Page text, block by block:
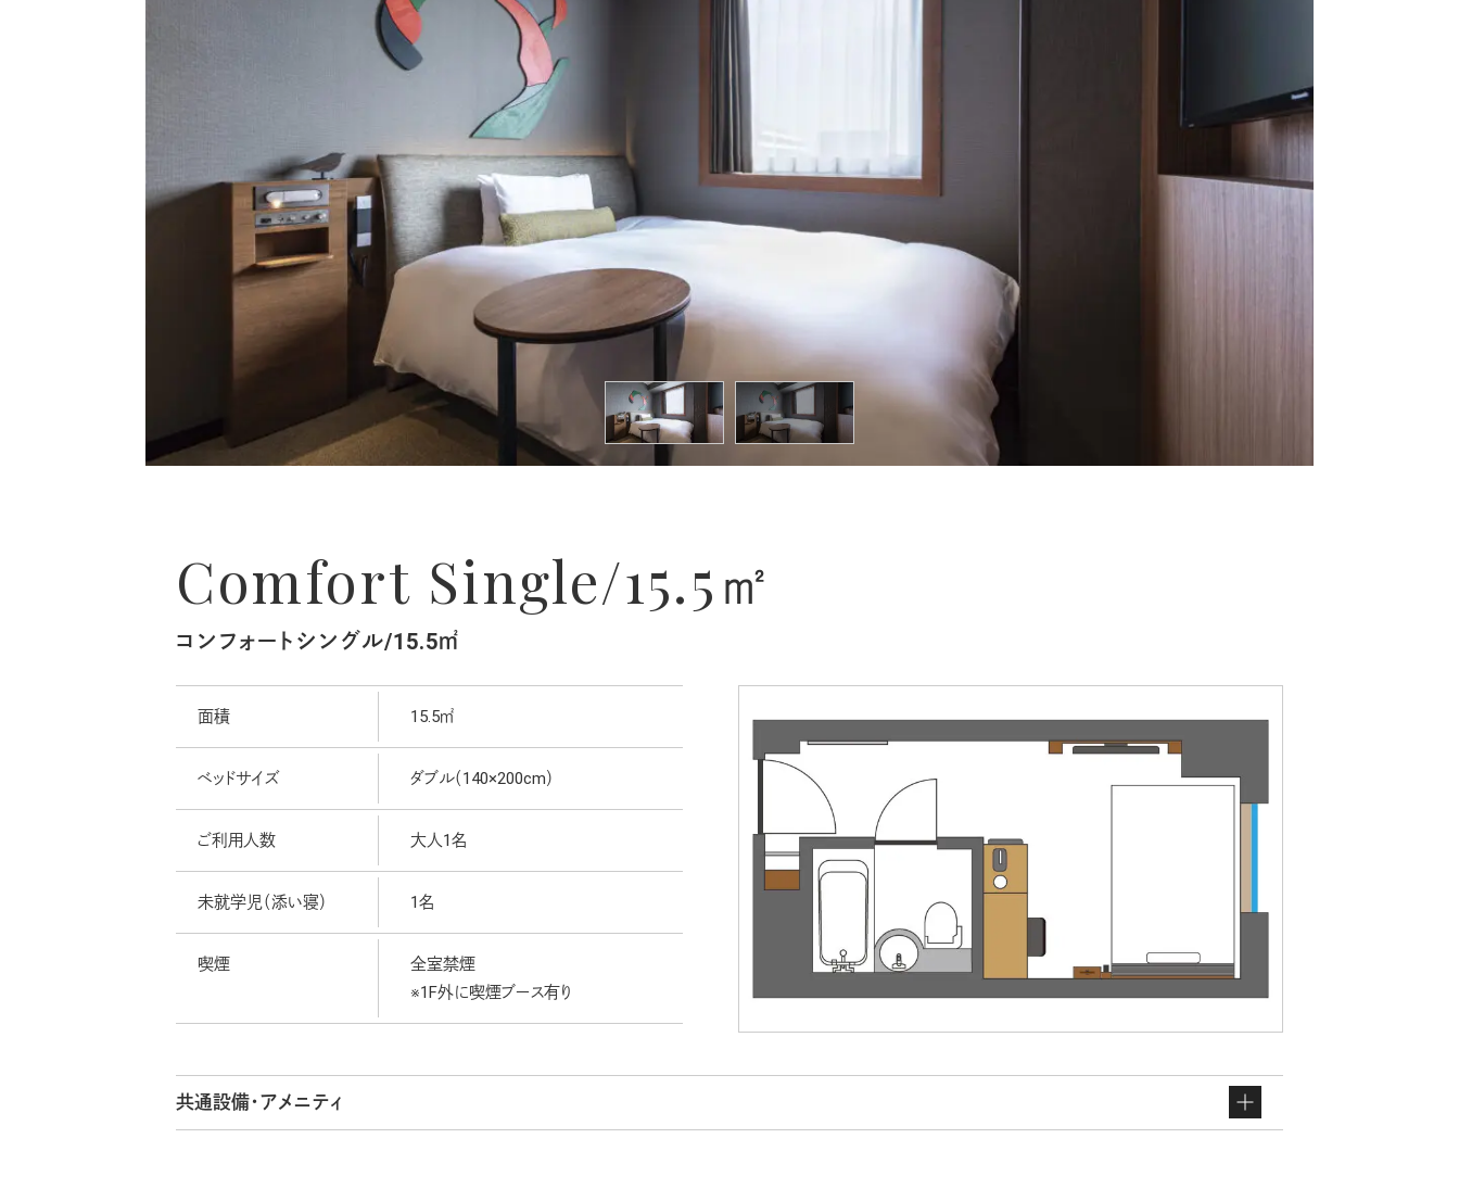
Comfort Single/15.5㎡
コンフォートシングル/15.5㎡
面積 15.5㎡
ベッドサイズ ダブル（140×200cm）
ご利用人数 大人1名
未就学児（添い寝） 1名
喫煙
全室禁煙
※1F外に喫煙ブース有り
共通設備・アメニティ